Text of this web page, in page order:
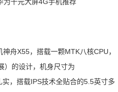
舟X55，搭载一颗MTK八核CPU，
）的设计，机身尺寸为
，搭载IPS技术全贴合的5.5英寸多